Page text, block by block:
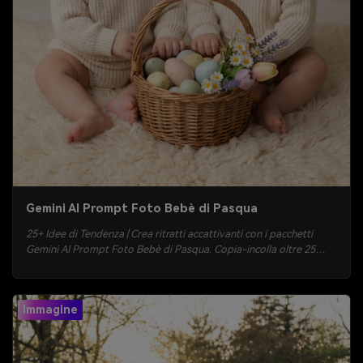
Gemini AI Prompt Foto Bebè di Pasqua
25+ Idee di Tendenza | Crea ritratti accattivanti con i pacchetti
Gemini AI Prompt Foto Bebè di Pasqua. Copia-incolla oltre 25
caccia alle uova, picnic primaverile di famiglia e scatti sognanti
all’ora d’oro. Genera e scarica in pochi minuti su Media.io.
Immagine